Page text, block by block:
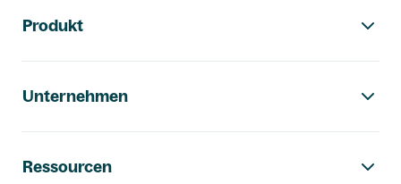
Produkt
Unternehmen
Ressourcen